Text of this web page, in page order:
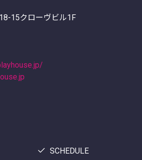
15クローヴビル1F
SCHEDULE